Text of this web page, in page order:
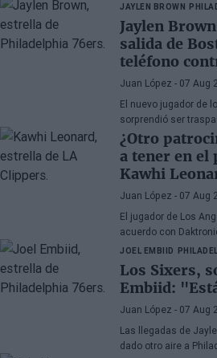
JAYLEN BROWN
Jaylen
salida de
teléfono
Juan López - 07 Aug
El nuevo jugador de
sorprendió ser
apareciendo en
decepción por la
gestionaron la
¿Otro
a tener en el
Kawhi
Juan López - 07 Aug
El jugador de Los
acuerdo con
videomarcador del
JOEL EMBIID
Los Sixers,
Embiid:
Juan López - 07 Aug
Las llegadas de
dado otro aire a